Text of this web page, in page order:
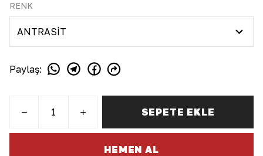
RENK
Paylaş:
SEPETE EKLE
HEMEN AL